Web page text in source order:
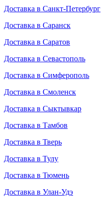
Доставка в Санкт-Петербург
Доставка в Саранск
Доставка в Саратов
Доставка в Севастополь
Доставка в Симферополь
Доставка в Смоленск
Доставка в Сыктывкар
Доставка в Тамбов
Доставка в Тверь
Доставка в Тулу
Доставка в Тюмень
Доставка в Улан-Удэ